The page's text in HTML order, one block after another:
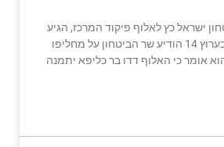
ישראל כץ לאלוף פיקוד המרכז, הגיע
לשיא, כאשר אמש בערוץ 14 הודיע שר הביטחון על מחליפו
אומר כי האלוף דדו בר כליפא יתמנה